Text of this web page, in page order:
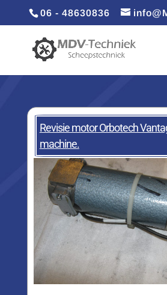
06 - 48630836
Revisie motor Orbotech
machine.